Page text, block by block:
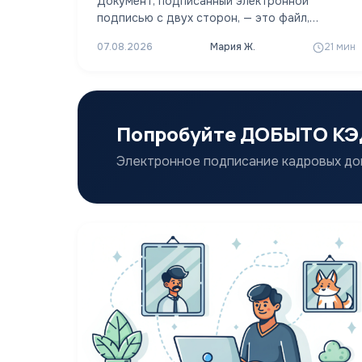
подписью с двух сторон, — это файл,
последовательно или параллельно
07.08.2026 Мария Ж. 21 мин
Попробуйте ДОБЫТО
Электронное подписание кадровых